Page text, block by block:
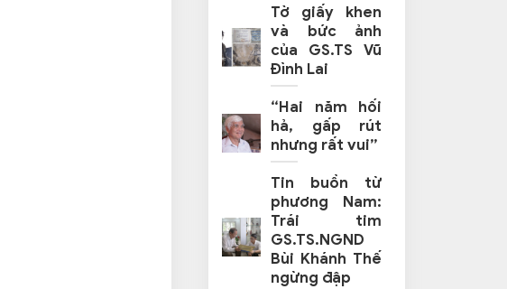
Tờ giấy khen
và bức ảnh
của GS.TS Vũ
Đình Lai
“Hai năm hối
hả, gấp rút
nhưng rất vui”
Tin buồn từ
phương Nam:
Trái tim
GS.TS.NGND
Bùi Khánh Thế
ngừng đập